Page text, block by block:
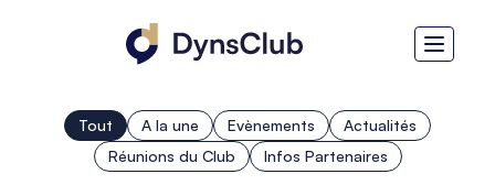
Tout A la une Evènements
Actualités
Réunions du Club
Infos Partenaires